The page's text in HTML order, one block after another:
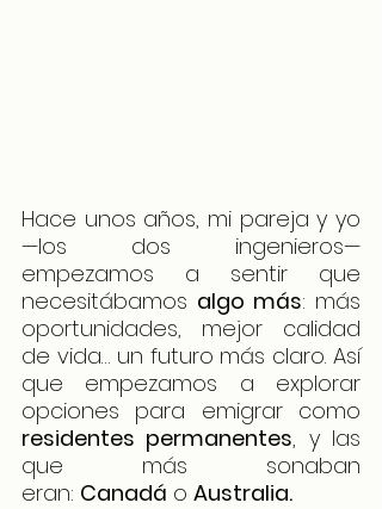
Hace unos años, mi pareja y yo
—los dos ingenieros—
empezamos a sentir que
necesitábamos algo más: más
oportunidades, mejor calidad
de vida… un futuro más claro. Así
que empezamos a explorar
residentes permanentes, y las
que más sonaban
eran: Canadá o Australia.